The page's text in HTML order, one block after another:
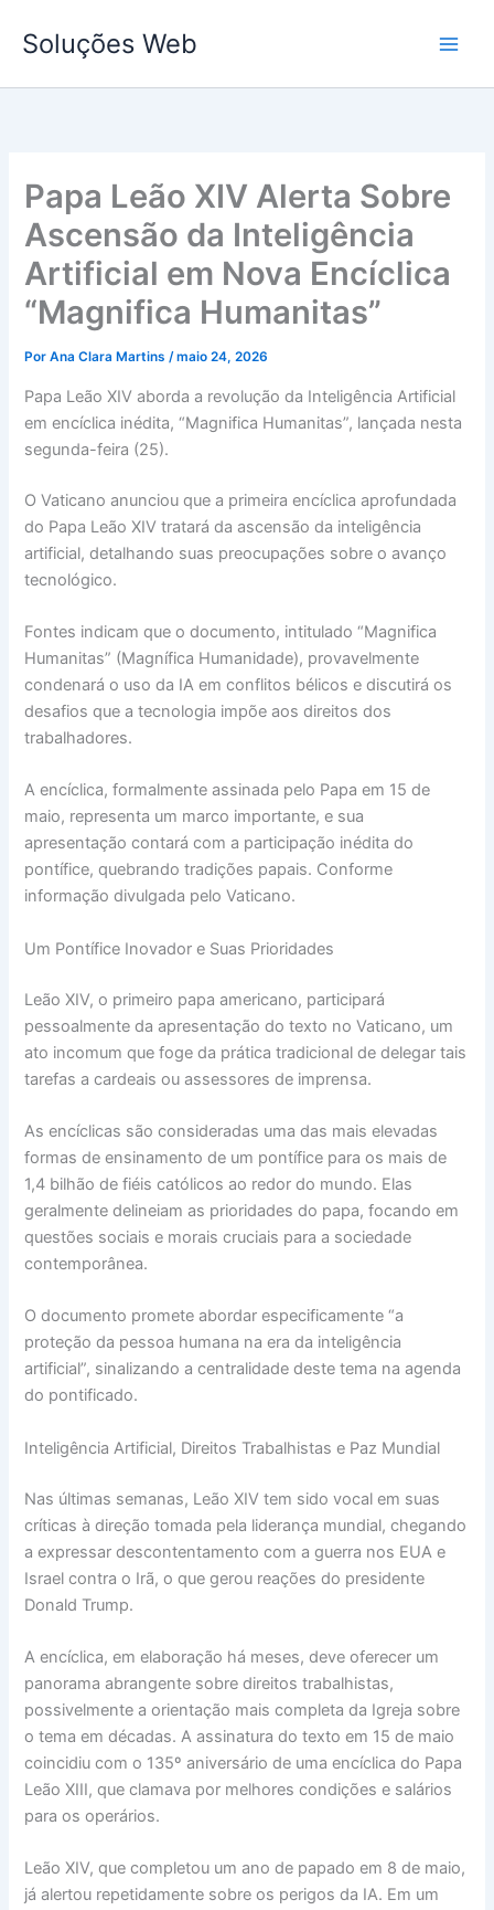
para
conteúdo
Soluções Web
Papa Leão XIV Alerta Sobre
Ascensão da Inteligência
Artificial em Nova Encíclica
“Magnifica Humanitas”
PorAna Clara Martins/maio 24, 2026
Papa Leão XIV aborda a revolução da Inteligência Artificial
em encíclica inédita, “Magnifica Humanitas”, lançada nesta
segunda-feira (25).
O Vaticano anunciou que a primeira encíclica aprofundada
do Papa Leão XIV tratará da ascensão da inteligência
artificial, detalhando suas preocupações sobre o avanço
tecnológico.
Fontes indicam que o documento, intitulado “Magnifica
Humanitas” (Magnífica Humanidade), provavelmente
condenará o uso da IA em conflitos bélicos e discutirá os
desafios que a tecnologia impõe aos direitos dos
trabalhadores.
A encíclica, formalmente assinada pelo Papa em 15 de
maio, representa um marco importante, e sua
apresentação contará com a participação inédita do
pontífice, quebrando tradições papais. Conforme
informação divulgada pelo Vaticano.
Um Pontífice Inovador e Suas Prioridades
Leão XIV, o primeiro papa americano, participará
pessoalmente da apresentação do texto no Vaticano, um
ato incomum que foge da prática tradicional de delegar tais
tarefas a cardeais ou assessores de imprensa.
As encíclicas são consideradas uma das mais elevadas
formas de ensinamento de um pontífice para os mais de
1,4 bilhão de fiéis católicos ao redor do mundo. Elas
geralmente delineiam as prioridades do papa, focando em
questões sociais e morais cruciais para a sociedade
contemporânea.
O documento promete abordar especificamente “a
proteção da pessoa humana na era da inteligência
artificial”, sinalizando a centralidade deste tema na agenda
do pontificado.
Inteligência Artificial, Direitos Trabalhistas e Paz Mundial
Nas últimas semanas, Leão XIV tem sido vocal em suas
críticas à direção tomada pela liderança mundial, chegando
a expressar descontentamento com a guerra nos EUA e
Israel contra o Irã, o que gerou reações do presidente
Donald Trump.
A encíclica, em elaboração há meses, deve oferecer um
panorama abrangente sobre direitos trabalhistas,
possivelmente a orientação mais completa da Igreja sobre
o tema em décadas. A assinatura do texto em 15 de maio
coincidiu com o 135º aniversário de uma encíclica do Papa
Leão XIII, que clamava por melhores condições e salários
para os operários.
Leão XIV, que completou um ano de papado em 8 de maio,
já alertou repetidamente sobre os perigos da IA. Em um